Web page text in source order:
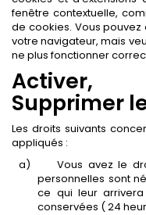
fenêtre contextuelle,
de cookies. Vous pouvez
votre navigateur, mais
ne plus fonctionner
Activer,
Supprimer
Les droits suivants
appliqués :
a)
Vous avez le
personnelles sont
ce qui leur
conservées ( 24